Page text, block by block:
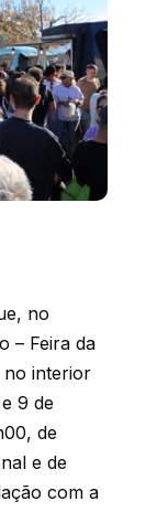
no
– Feira da
no interior
9 de
de
e de
com a